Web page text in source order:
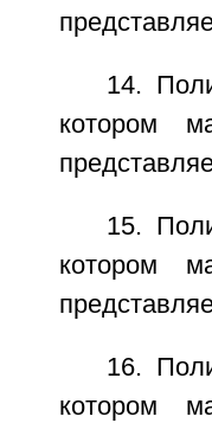
14.
котором
15.
котором
16.
котором